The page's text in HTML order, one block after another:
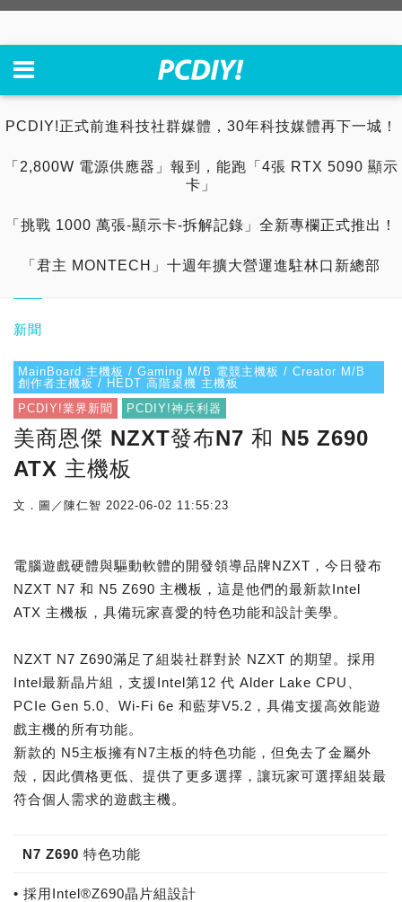
PCDIY!正式前進科技社群媒體，30年科技媒體再下一城！
「2,800W 電源供應器」報到，能跑「4張 RTX 5090 顯示
卡」
「挑戰 1000 萬張-顯示卡-拆解記錄」全新專欄正式推出！
「君主 MONTECH」十週年擴大營運進駐林口新總部
新聞
MainBoard 主機板 / Gaming M/B 電競主機板 / Creator M/B
創作者主機板 / HEDT 高階桌機 主機板
PCDIY!業界新聞
PCDIY!神兵利器
美商恩傑 NZXT發布N7 和 N5 Z690
ATX 主機板
文．圖／陳仁智 2022-06-02 11:55:23
電腦遊戲硬體與驅動軟體的開發領導品牌NZXT，今日發布
NZXT N7 和 N5 Z690 主機板，這是他們的最新款Intel
ATX 主機板，具備玩家喜愛的特色功能和設計美學。
NZXT N7 Z690滿足了組裝社群對於 NZXT 的期望。採用
Intel最新晶片組，支援Intel第12 代 Alder Lake CPU、
PCIe Gen 5.0、Wi-Fi 6e 和藍芽V5.2，具備支援高效能遊
戲主機的所有功能。
新款的 N5主板擁有N7主板的特色功能，但免去了金屬外
殼，因此價格更低、提供了更多選擇，讓玩家可選擇組裝最
符合個人需求的遊戲主機。
N7 Z690 特色功能
• 採用Intel®Z690晶片組設計